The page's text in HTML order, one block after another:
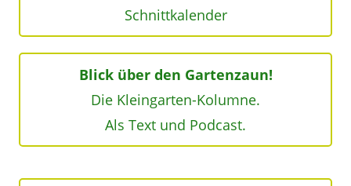
Schnittkalender
Blick über den Gartenzaun!
Die Kleingarten-Kolumne.
Als Text und Podcast.